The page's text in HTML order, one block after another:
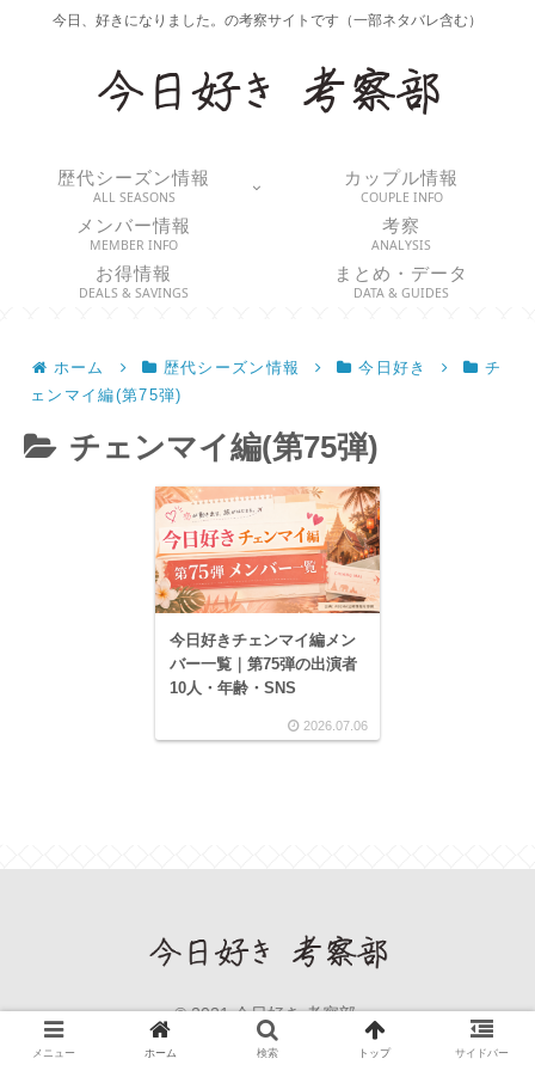
今日、好きになりました。の考察サイトです（一部ネタバレ含む）
歴代シーズン情報
ALL SEASONS
カップル情報
COUPLE INFO
メンバー情報
MEMBER INFO
考察
ANALYSIS
お得情報
DEALS & SAVINGS
まとめ・データ
DATA & GUIDES
ホーム 歴代シーズン情報 今日好き
チ
ェンマイ編(第75弾)
チェンマイ編(第75弾)
今日好きチェンマイ編メン
バー一覧｜第75弾の出演者
10人・年齢・SNS
2026.07.06
© 2021 今日好き 考察部.
メニュー ホーム 検索 トップ サイドバー